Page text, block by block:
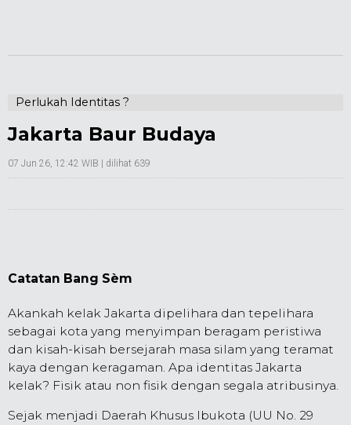
Perlukah Identitas ?
Jakarta Baur Budaya
07 Jun 26, 12:42 WIB | dilihat 639
Catatan Bang Sèm
Akankah kelak Jakarta dipelihara dan tepelihara
sebagai kota yang menyimpan beragam peristiwa
dan kisah-kisah bersejarah masa silam yang teramat
kaya dengan keragaman. Apa identitas Jakarta
kelak? Fisik atau non fisik dengan segala atribusinya.
Sejak menjadi Daerah Khusus Ibukota (UU No. 29